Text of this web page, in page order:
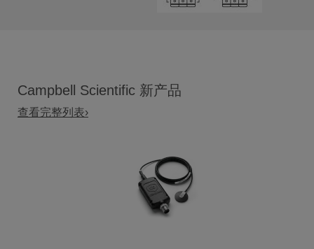
Campbell Scientific 新产品
查看完整列表›